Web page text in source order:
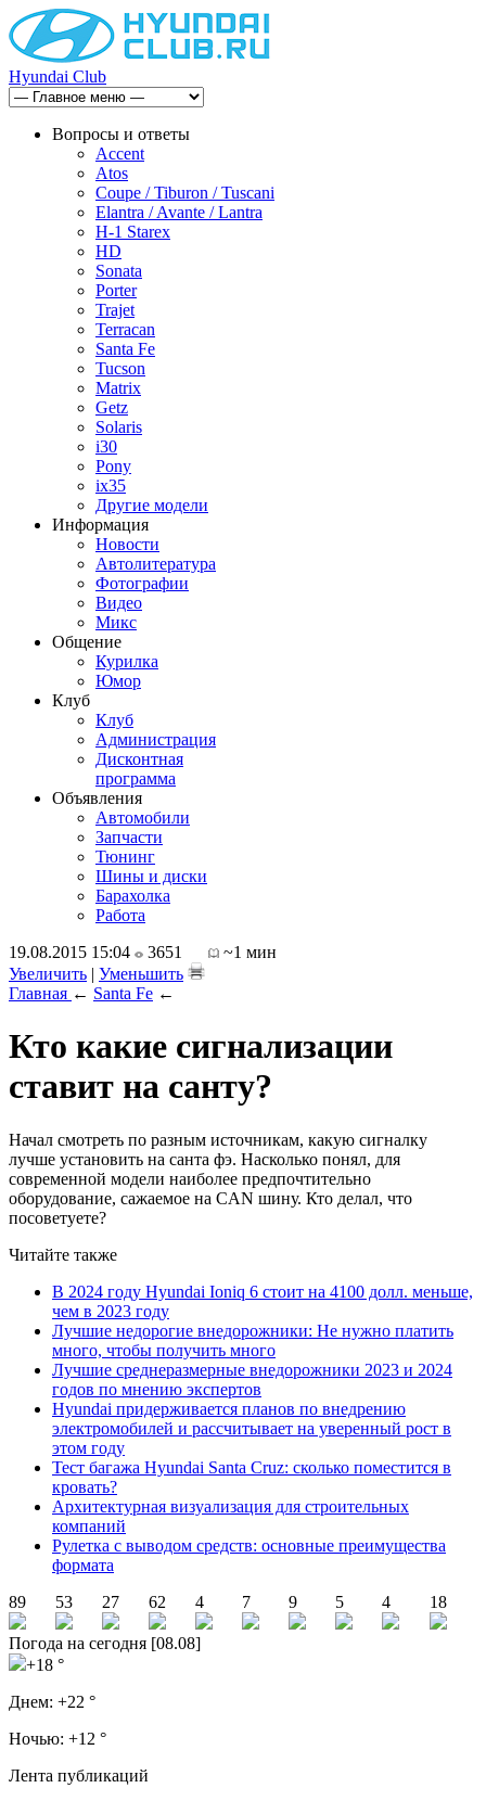
Hyundai Club
Вопросы и ответы
Accent
Atos
Coupe / Tiburon / Tuscani
Elantra / Avante / Lantra
H-1 Starex
HD
Sonata
Porter
Trajet
Terracan
Santa Fe
Tucson
Matrix
Getz
Solaris
i30
Pony
ix35
Другие модели
Информация
Новости
Автолитература
Фотографии
Видео
Микс
Общение
Курилка
Юмор
Клуб
Клуб
Администрация
Дисконтная
программа
Объявления
Автомобили
Запчасти
Тюнинг
Шины и диски
Барахолка
Работа
19.08.2015 15:04
3651
~1 мин
Увеличить | Уменьшить
Главная ← Santa Fe ←
Кто какие сигнализации
ставит на санту?
Начал смотреть по разным источникам, какую сигналку
лучше установить на санта фэ. Насколько понял, для
современной модели наиболее предпочтительно
оборудование, сажаемое на CAN шину. Кто делал, что
посоветуете?
Читайте также
В 2024 году Hyundai Ioniq 6 стоит на 4100 долл. меньше,
чем в 2023 году
Лучшие недорогие внедорожники: Не нужно платить
много, чтобы получить много
Лучшие среднеразмерные внедорожники 2023 и 2024
годов по мнению экспертов
Hyundai придерживается планов по внедрению
электромобилей и рассчитывает на уверенный рост в
этом году
Тест багажа Hyundai Santa Cruz: сколько поместится в
кровать?
Архитектурная визуализация для строительных
компаний
Рулетка с выводом средств: основные преимущества
формата
89
53 27 62 4 7 9 5 4 18
Погода на сегодня [08.08]
+18 °
Днем: +22 °
Ночью: +12 °
Лента публикаций